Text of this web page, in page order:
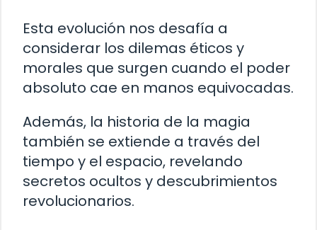
Esta evolución nos desafía a
considerar los dilemas éticos y
morales que surgen cuando el poder
absoluto cae en manos equivocadas.
Además, la historia de la magia
también se extiende a través del
tiempo y el espacio, revelando
secretos ocultos y descubrimientos
revolucionarios.